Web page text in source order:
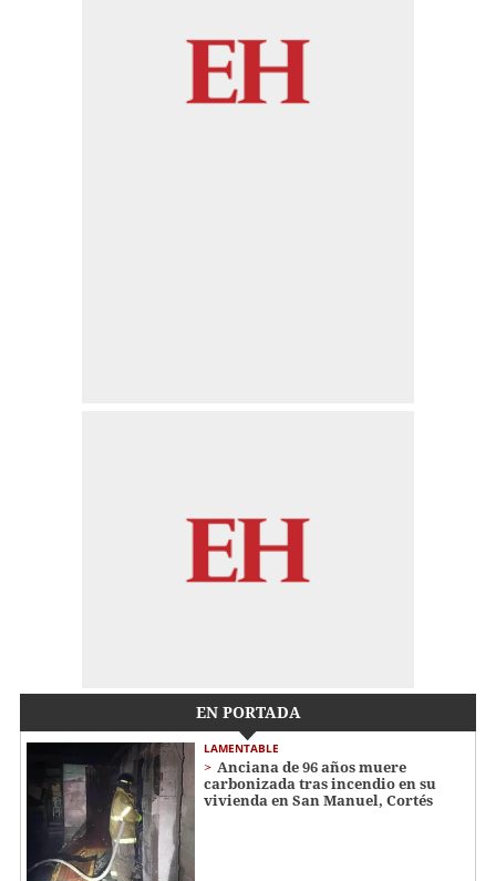
EN PORTADA
LAMENTABLE
Anciana de 96 años muere
carbonizada tras incendio en su
vivienda en San Manuel, Cortés